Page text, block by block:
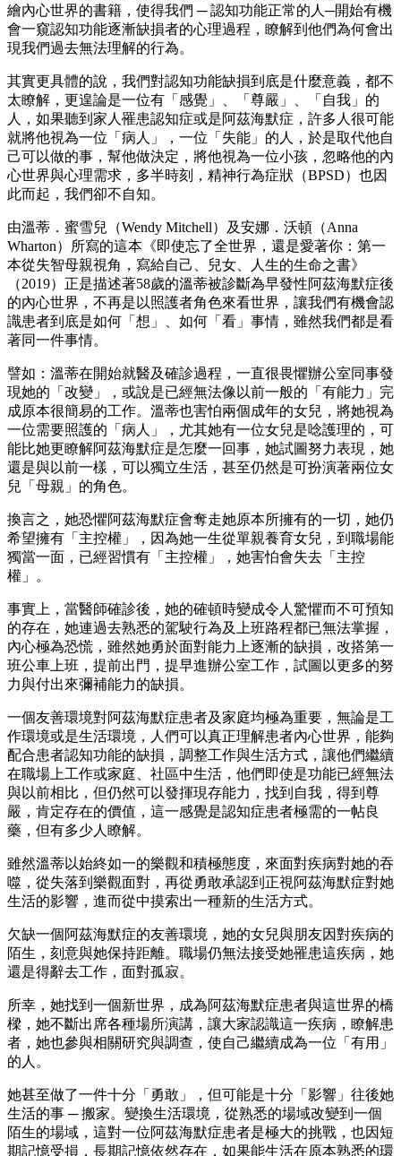
繪內心世界的書籍，使得我們 ─ 認知功能正常的人─開始有機
會一窺認知功能逐漸缺損者的心理過程，瞭解到他們為何會出
現我們過去無法理解的行為。
其實更具體的說，我們對認知功能缺損到底是什麼意義，都不
太瞭解，更遑論是一位有「感覺」、「尊嚴」、「自我」的
人，如果聽到家人罹患認知症或是阿茲海默症，許多人很可能
就將他視為一位「病人」，一位「失能」的人，於是取代他自
己可以做的事，幫他做決定，將他視為一位小孩，忽略他的內
心世界與心理需求，多半時刻，精神行為症狀（BPSD）也因
此而起，我們卻不自知。
由溫蒂．蜜雪兒（Wendy Mitchell）及安娜．沃頓（Anna
Wharton）所寫的這本《即使忘了全世界，還是愛著你：第一
本從失智母親視角，寫給自己、兒女、人生的生命之書》
（2019）正是描述著58歲的溫蒂被診斷為早發性阿茲海默症後
的內心世界，不再是以照護者角色來看世界，讓我們有機會認
識患者到底是如何「想」、如何「看」事情，雖然我們都是看
著同一件事情。
譬如：溫蒂在開始就醫及確診過程，一直很畏懼辦公室同事發
現她的「改變」，或說是已經無法像以前一般的「有能力」完
成原本很簡易的工作。溫蒂也害怕兩個成年的女兒，將她視為
一位需要照護的「病人」，尤其她有一位女兒是唸護理的，可
能比她更瞭解阿茲海默症是怎麼一回事，她試圖努力表現，她
還是與以前一樣，可以獨立生活，甚至仍然是可扮演著兩位女
兒「母親」的角色。
換言之，她恐懼阿茲海默症會奪走她原本所擁有的一切，她仍
希望擁有「主控權」，因為她一生從單親養育女兒，到職場能
獨當一面，已經習慣有「主控權」，她害怕會失去「主控
權」。
事實上，當醫師確診後，她的確頓時變成令人驚懼而不可預知
的存在，她連過去熟悉的駕駛行為及上班路程都已無法掌握，
內心極為恐慌，雖然她勇於面對能力上逐漸的缺損，改搭第一
班公車上班，提前出門，提早進辦公室工作，試圖以更多的努
力與付出來彌補能力的缺損。
一個友善環境對阿茲海默症患者及家庭均極為重要，無論是工
作環境或是生活環境，人們可以真正理解患者內心世界，能夠
配合患者認知功能的缺損，調整工作與生活方式，讓他們繼續
在職場上工作或家庭、社區中生活，他們即使是功能已經無法
與以前相比，但仍然可以發揮現存能力，找到自我，得到尊
嚴，肯定存在的價值，這一感覺是認知症患者極需的一帖良
藥，但有多少人瞭解。
雖然溫蒂以始終如一的樂觀和積極態度，來面對疾病對她的吞
噬，從失落到樂觀面對，再從勇敢承認到正視阿茲海默症對她
生活的影響，進而從中摸索出一種新的生活方式。
欠缺一個阿茲海默症的友善環境，她的女兒與朋友因對疾病的
陌生，刻意與她保持距離。職場仍無法接受她罹患這疾病，她
還是得辭去工作，面對孤寂。
所幸，她找到一個新世界，成為阿茲海默症患者與這世界的橋
樑，她不斷出席各種場所演講，讓大家認識這一疾病，瞭解患
者，她也參與相關研究與調查，使自己繼續成為一位「有用」
的人。
她甚至做了一件十分「勇敢」，但可能是十分「影響」往後她
生活的事 ─ 搬家。變換生活環境，從熟悉的場域改變到一個
陌生的場域，這對一位阿茲海默症患者是極大的挑戰，也因短
期記憶受損，長期記憶依然存在，如果能生活在原本熟悉的環